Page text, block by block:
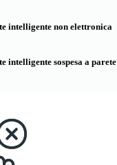
intelligente non elettronica
intelligente sospesa a parete